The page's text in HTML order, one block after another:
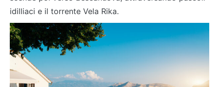
idilliaci e il torrente Vela Rika.